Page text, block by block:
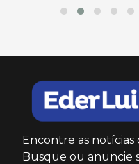
Encontre as notícias
Busque ou anuncie